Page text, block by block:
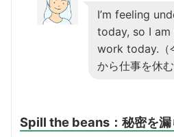
I’m feeling
today, so I
work today.（
から仕事を休む
Spill the beans：秘密を漏